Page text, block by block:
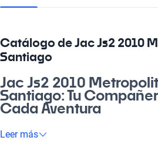
Catálogo de Jac Js2 2010
Santiago
Jac Js2 2010
Santiago: Tu
Cada Aventura
¿Buscas una máquina que te haga la
Leer más